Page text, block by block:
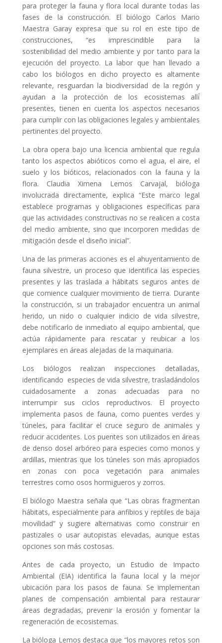
para proteger la fauna y flora local durante todas las
fases de la construcción. El biólogo Carlos Mario
Maestra Garay expresa que su rol en este tipo de
construcciones, “es imprescindible para la
sostenibilidad del medio ambiente y por tanto para la
ejecución del proyecto. La labor que han llevado a
cabo los biólogos en dicho proyecto es altamente
relevante, resguardan la biodiversidad de la región y
ayudan a la protección de los ecosistemas allí́
presentes, tienen en cuenta los aspectos necesarios
para cumplir con las obligaciones legales y ambientales
pertinentes del proyecto.
La obra opera bajo una licencia ambiental que regula
tanto los aspectos abióticos como el agua, el aire, el
suelo y los bióticos, relacionados con la fauna y la
flora. Claudia Ximena Lemos Carvajal, bióloga
involucrada directamente, explica “Este marco legal
establece programas y obligaciones específicas para
que las actividades constructivas no se realicen a costa
del medio ambiente, sino que incorporen medidas de
mitigación desde el diseño inicial”.
Una de las primeras acciones es el ahuyentamiento de
fauna silvestre, un proceso que identifica las especies
presentes y las traslada a hábitats seguros antes de
que comience cualquier movimiento de tierra. Durante
la construcción, si un trabajador encuentra un animal
herido, un nido o cualquier indicio de vida silvestre,
debe notificarlo de inmediato al equipo ambiental, que
actúa rápidamente para rescatar y reubicar a los
ejemplares en áreas alejadas de la maquinaria.
Los biólogos realizan inspecciones detalladas,
identificando especies de vida silvestre, trasladándolos
cuidadosamente a zonas adecuadas para no
interrumpir sus ciclos reproductivos. El proyecto
implementa pasos de fauna, como puentes verdes y
túneles, para facilitar el cruce seguro de animales y
reducir accidentes. Los puentes son utilizados en áreas
de denso dosel arbóreo para especies como monos y
ardillas, mientras que los túneles son más apropiados
en zonas con poca vegetación para animales
terrestres como osos hormigueros y zorros.
El biólogo Maestra señala que “Las obras fragmentan
hábitats, especialmente para anfibios y reptiles de baja
movilidad” y sugiere alternativas como construir en
pastizales o usar autopistas elevadas, aunque estas
opciones son más costosas.
Antes de cada proyecto, un Estudio de Impacto
Ambiental (EIA) identifica la fauna local y la mejor
ubicación para los pasos de fauna. Se implementan
planes de compensación ambiental para restaurar
áreas degradadas, prevenir la erosión y fomentar la
regeneración de ecosistemas.
La bióloga Lemos destaca que “los mayores retos son